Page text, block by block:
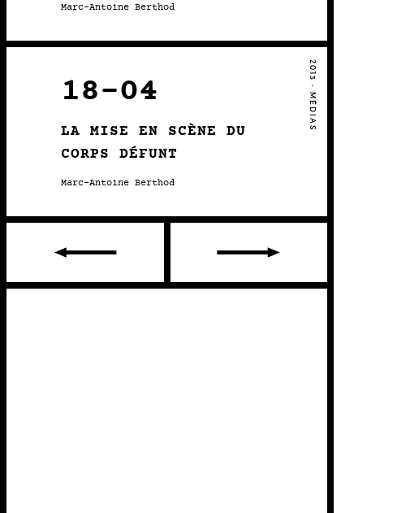
Marc-Antoine Berthod
18-04
LA MISE EN SCÈNE DU
CORPS DÉFUNT
Marc-Antoine Berthod
2013 • MÉDIAS